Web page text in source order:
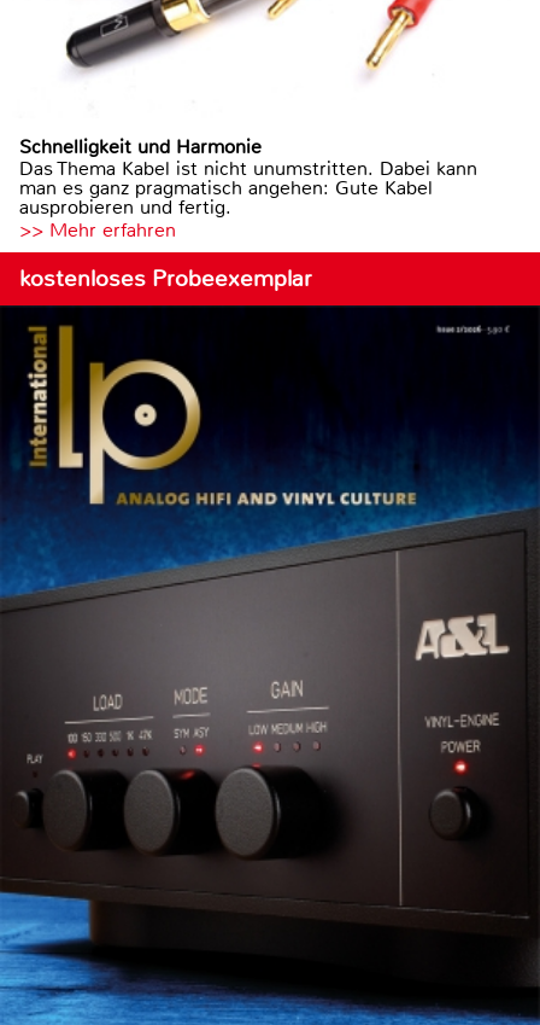
Schnelligkeit und Harmonie
Das Thema Kabel ist nicht unumstritten. Dabei kann
man es ganz pragmatisch angehen: Gute Kabel
ausprobieren und fertig.
>> Mehr erfahren
kostenloses Probeexemplar